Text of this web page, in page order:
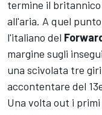
termine il britannico
all'aria. A quel
l'italiano del
margine sugli
una scivolata tre
accontentare del
Una volta out i